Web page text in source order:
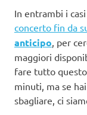
In entrambi i
concerto fin da
anticipo, per
maggiori
fare tutto
minuti, ma se
sbagliare, ci